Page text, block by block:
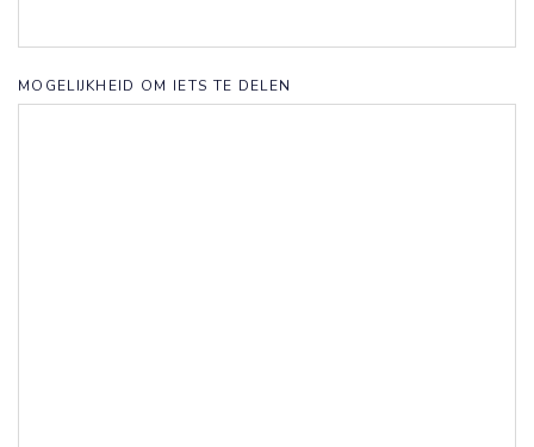
MOGELIJKHEID OM IETS TE DELEN